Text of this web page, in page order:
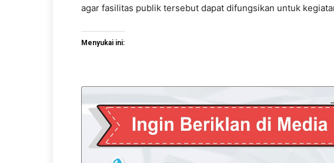
agar fasilitas publik tersebut dapat difungsikan untuk
Menyukai ini: